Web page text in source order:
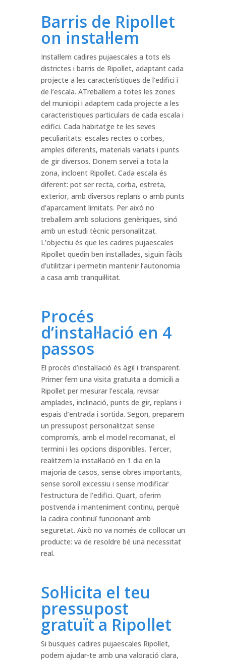
Barris de Ripollet
on instal·lem
Instal·lem cadires pujaescales a tots els
districtes i barris de Ripollet, adaptant cada
projecte a les característiques de l’edifici i
de l’escala. ATreballem a totes les zones
del municipi i adaptem cada projecte a les
caracteristiques particulars de cada escala i
edifici. Cada habitatge te les seves
peculiaritats: escales rectes o corbes,
amples diferents, materials variats i punts
de gir diversos. Donem servei a tota la
zona, incloent Ripollet. Cada escala és
diferent: pot ser recta, corba, estreta,
exterior, amb diversos replans o amb punts
d’aparcament limitats. Per això no
treballem amb solucions genèriques, sinó
amb un estudi tècnic personalitzat.
L’objectiu és que les cadires pujaescales
Ripollet quedin ben instal·lades, siguin fàcils
d’utilitzar i permetin mantenir l’autonomia
a casa amb tranquil·litat.
Procés
d’instal·lació en 4
passos
El procés d’instal·lació és àgil i transparent.
Primer fem una visita gratuïta a domicili a
Ripollet per mesurar l’escala, revisar
amplades, inclinació, punts de gir, replans i
espais d’entrada i sortida. Segon, preparem
un pressupost personalitzat sense
compromís, amb el model recomanat, el
termini i les opcions disponibles. Tercer,
realitzem la instal·lació en 1 dia en la
majoria de casos, sense obres importants,
sense soroll excessiu i sense modificar
l’estructura de l’edifici. Quart, oferim
postvenda i manteniment continu, perquè
la cadira continuï funcionant amb
seguretat. Això no va només de col·locar un
producte: va de resoldre bé una necessitat
real.
Sol·licita el teu
pressupost
gratuït a Ripollet
Si busques cadires pujaescales Ripollet,
podem ajudar-te amb una valoració clara,